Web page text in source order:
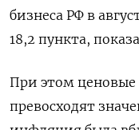
бизнеса РФ в
18,2 пункта,
При этом
превосходят